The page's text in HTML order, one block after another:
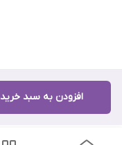
افزودن به سبد خرید